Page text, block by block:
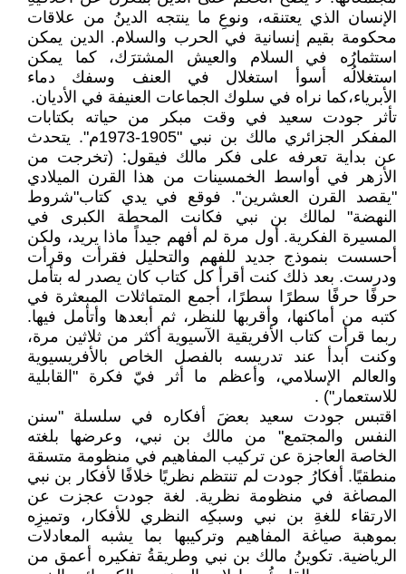
الإنسان الذي يعتنقه، ونوعِ ما ينتجه الدينُ من علاقات
محكومة بقيم إنسانية في الحرب والسلام. الدين يمكن
استثمارُه في السلام والعيش المشترَك، كما يمكن
استغلالُه أسوأ استغلال في العنف وسفك دماء
الأبرياء،كما نراه في سلوك الجماعات العنيفة في الأديان.
تأثر جودت سعيد في وقت مبكر من حياته بكتابات
المفكر الجزائري مالك بن نبي "1905-1973م". يتحدث
عن بداية تعرفه على فكر مالك فيقول: (تخرجت من
الأزهر في أواسط الخمسينات من هذا القرن الميلادي
"يقصد القرن العشرين". فوقع في يدي كتاب"شروط
النهضة" لمالك بن نبي فكانت المحطة الكبرى في
المسيرة الفكرية. أول مرة لم أفهم جيداً ماذا يريد، ولكن
أحسست بنموذج جديد للفهم والتحليل فقرأت وقرأت
ودرست. بعد ذلك كنت أقرأ كل كتاب كان يصدر له بتأمل
حرفًا حرفًا سطرًا سطرًا، أجمع المتماثلات المبعثرة في
كتبه من أماكنها، وأقربها للنظر، ثم أبعدها وأتأمل فيها.
ربما قرأت كتاب الأفريقية الآسيوية أكثر من ثلاثين مرة،
وكنت أبدأ عند تدريسه بالفصل الخاص بالأفريسيوية
والعالم الإسلامي، وأعظم ما أثر فيّ فكرة "القابلية
للاستعمار") .
اقتبس جودت سعيد بعضَ أفكاره في سلسلة "سنن
النفس والمجتمع" من مالك بن نبي، وعرضها بلغته
الخاصة العاجزة عن تركيب المفاهيم في منظومة متسقة
منطقيًا. أفكارُ جودت لم تنتظم نظريًا خلافًا لأفكار بن نبي
المصاغة في منظومة نظرية. لغة جودت عجزت عن
الارتقاء للغةِ بن نبي وسبكِه النظري للأفكار، وتميزِه
بموهبة صياغة المفاهيم وتركيبها بما يشبه المعادلات
الرياضية.‏ تكوينُ مالك بن نبي وطريقةُ تفكيره أعمق من